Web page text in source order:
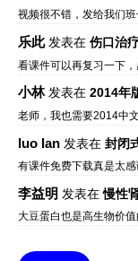
视频很不错，发给我们班
乐此发表在 伤口治疗
看课件可以再复习一下，
小林发表在 2014年版 压疮的预
老师，我也需要2014中
luo lan 发表在 封闭式
有课件免费下载真是太
李益明 发表在慢性
大豆蛋白也是高生物价